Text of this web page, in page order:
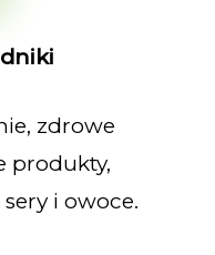
zdrowe
produkty,
i owoce.